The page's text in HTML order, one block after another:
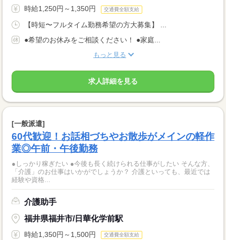
時給1,250円～1,350円 交通費全額支給
【時短〜フルタイム勤務希望の方大募集】 ...
●希望のお休みをご相談ください！ ●家庭...
もっと見る
求人詳細を見る
[一般派遣]
60代歓迎！お話相づちやお散歩がメインの軽作
業◎午前・午後勤務
●しっかり稼ぎたい ●今後も長く続けられる仕事がしたい そんな方、
「介護」のお仕事はいかがでしょうか？ 介護といっても、最近では
経験や資格...
介護助手
福井県福井市/日華化学前駅
時給1,350円～1,500円 交通費全額支給